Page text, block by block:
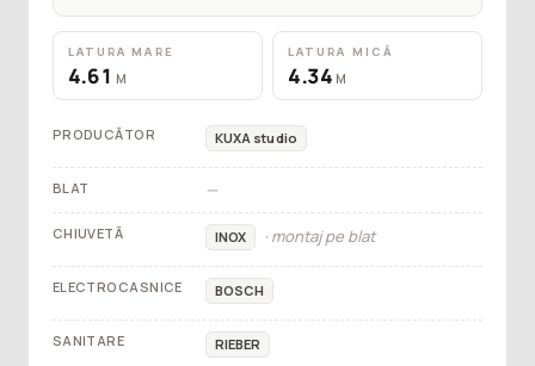
LATURA MARE
4.61 M
LATURA MICĂ
4.34 M
PRODUCĂTOR KUXA studio
BLAT —
CHIUVETĂ INOX · montaj pe blat
ELECTROCASNICE BOSCH
SANITARE RIEBER